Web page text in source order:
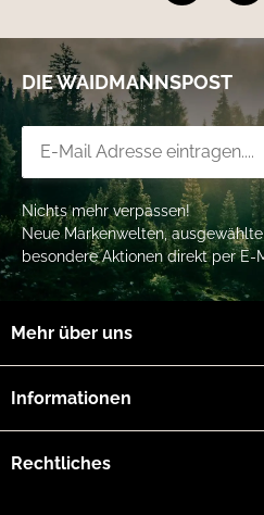
DIE WAIDMANNSPOST
Nichts mehr verpassen!
Neue Markenwelten,
besondere Aktionen direkt per E-
Mehr über uns
Informationen
Rechtliches